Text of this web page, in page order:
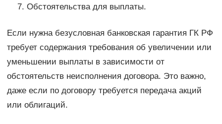
Обстоятельства для выплаты.
Если нужна безусловная банковская гарантия ГК РФ
требует содержания требования об увеличении или
уменьшении выплаты в зависимости от
обстоятельств неисполнения договора. Это важно,
даже если по договору требуется передача акций
или облигаций.